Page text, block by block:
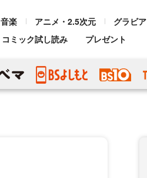
音楽 アニメ・2.5次元 グラビア
コミック試し読み プレゼント